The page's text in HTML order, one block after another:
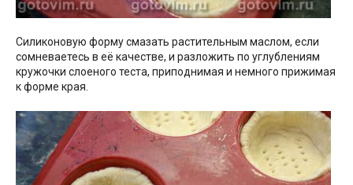
Силиконовую форму смазать растительным маслом, если
сомневаетесь в её качестве, и разложить по углублениям
кружочки слоеного теста, приподнимая и немного прижимая
к форме края.